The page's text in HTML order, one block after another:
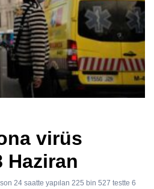
virüs
Haziran
24 saatte yapılan 225 bin 527 testte 6